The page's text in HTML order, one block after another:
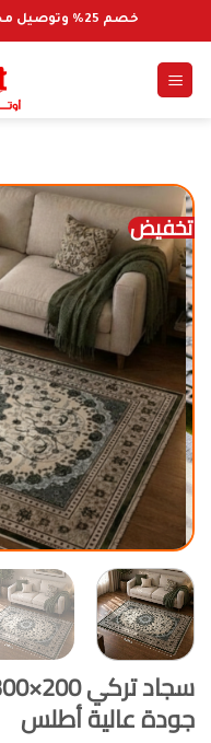
للمحتوى
خصم 25% وتوصيل مجاني على الطلبات +300 درهم
تخفيض
جودة عالية أطلس